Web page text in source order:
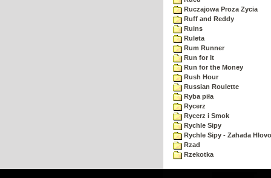
Ruczajowa Proza Zycia
Ruff and Reddy
Ruins
Ruleta
Rum Runner
Run for It
Run for the Money
Rush Hour
Russian Roulette
Ryba piła
Rycerz
Rycerz i Smok
Rychle Sipy
Rychle Sipy - Zahada
Rzad
Rzekotka